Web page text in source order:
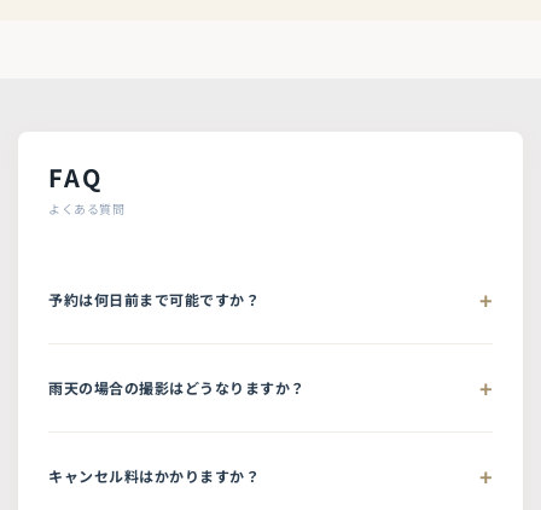
FAQ
よくある質問
予約は何日前まで可能ですか？
雨天の場合の撮影はどうなりますか？
キャンセル料はかかりますか？